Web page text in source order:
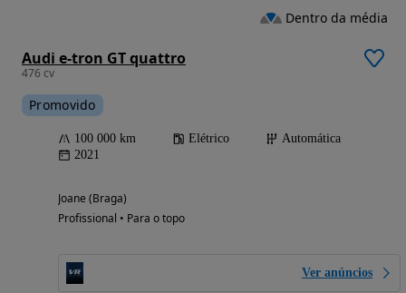
Audi e-tron GT quattro
476 cv
Promovido
100 000 km Elétrico
Automática
2021
Joane (Braga)
Profissional • Para o topo
Ver anúncios
Dentro da média